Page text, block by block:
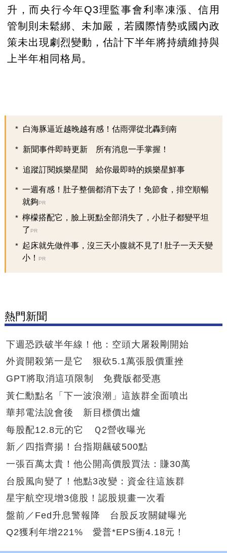
升，而央行今年Q3理監事會利率凍漲、信用
管制則未鬆綁、未加嚴，若國際情勢或國內政
策未出現劇烈變動，估計下半年將持續維持與
上半年相同格局。
白海豚逼近越晚越有感！估雨彈從北轟到南
新聞事件即時更新 所有消息一手掌握！
追蹤訂閱娛樂星聞 給你最即時的娛樂星鮮事
一週有感！肚子整個都消下去了！免節食，排空順暢
就夠PR
檸檬搭配它，臉上斑點全部消失了，小肚子都變平坦
了 PR
起床就先做件事，沒三天小腹就不見了! 肚子一天天變
小！
PR
熱門新聞
下週恐跌破半年線！他：空頭大屠殺剛開始
外資開殺第一是它 狠砍5.1萬張股價重挫
GPT將取消這項限制 免費版都受惠
黃仁勳點名「下一波浪潮」這族群全面噴出
華邦電法說會後 新目標價出爐
每股配12.8元的它 Ｑ2營收曝光
新／四指齊揚！台指期飆破500點
一張百萬太貴！他公開高價股買法：賺30萬
台股風向變了！他點3改變：資金往這族群
星宇航空現增3億股！認股規畫一次看
盤前／Fed升息警報降 台股反攻關鍵曝光
Q2獲利年增221% 愛普*EPS衝4.18元！